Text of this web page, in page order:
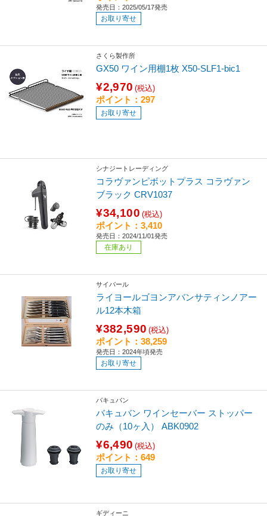
発売日：2025/05/17発売
お取り寄せ
さくら製作所
GX50 ワイン用棚1枚 X50-SLF1-bic1
¥2,970 (税込)
ポイント：297
お取り寄せ
シナジートレーディング
コラヴァンピボットプラス コラヴァン
ブラック CRV1037
¥34,100 (税込)
ポイント：3,410
発売日：2024/11/01発売
在庫あり
サイバール
ライヨールゴヨンアバンサティンノアー
ル12本木箱
¥382,590 (税込)
ポイント：38,259
発売日：2024年頃発売
お取り寄せ
バキュバン
バキュバン ワインセーバー ストッパー
のみ（10ヶ入） ABK0902
¥6,490 (税込)
ポイント：649
お取り寄せ
ギディーニ